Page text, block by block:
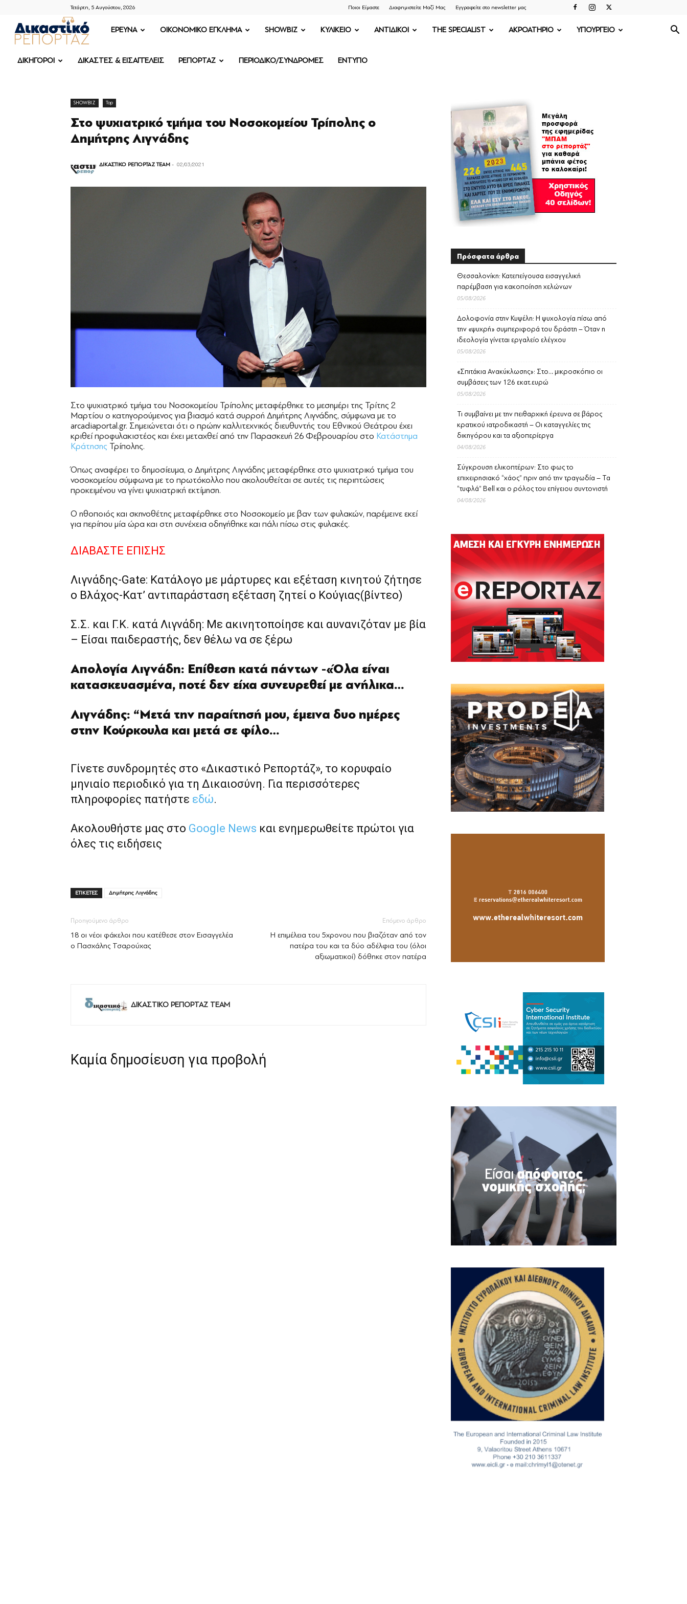
Τετάρτη, 5 Αυγούστου, 2026 Ποιοι Είμαστε Διαφημιστείτε Μαζί Μας Εγγραφείτε στο newsletter μας
ΔΙΚΑΣΤΙΚΟ
ΡΕΠΟΡΤΑΖ
ΕΡΕΥΝΑ OIKONOMIKO ΕΓΚΛΗΜΑ SHOWBIZ ΚΥΛΙΚΕΙΟ ΑΝΤΙΔΙΚΟΙ THE SPECIALIST ΑΚΡΟΑΤΗΡΙΟ ΥΠΟΥΡΓΕΙΟ
ΔΙΚΗΓΟΡΟΙ ΔΙΚΑΣΤΕΣ & ΕΙΣΑΓΓΕΛΕΙΣ ΡΕΠΟΡΤΑΖ ΠΕΡΙΟΔΙΚΟ/ΣΥΝΔΡΟΜΕΣ ΕΝΤΥΠΟ
SHOWBIZ Top
Στο ψυχιατρικό τμήμα του Νοσοκομείου Τρίπολης ο
Δημήτρης Λιγνάδης
ΔΙΚΑΣΤΙΚΟ ΡΕΠΟΡΤΑΖ TEAM - 02/03/2021
Στο ψυχιατρικό τμήμα του Νοσοκομείου Τρίπολης μεταφέρθηκε το μεσημέρι της Τρίτης 2
Μαρτίου ο κατηγορούμενος για βιασμό κατά συρροή Δημήτρης Λιγνάδης, σύμφωνα με το
arcadiaportal.gr. Σημειώνεται ότι ο πρώην καλλιτεχνικός διευθυντής του Εθνικού Θεάτρου έχει
κριθεί προφυλακιστέος και έχει μεταχθεί από την Παρασκευή 26 Φεβρουαρίου στο Κατάστημα
Κράτησης Τρίπολης.
Όπως αναφέρει το δημοσίευμα, ο Δημήτρης Λιγνάδης μεταφέρθηκε στο ψυχιατρικό τμήμα του
νοσοκομείου σύμφωνα με το πρωτόκολλο που ακολουθείται σε αυτές τις περιπτώσεις
προκειμένου να γίνει ψυχιατρική εκτίμηση.
Ο ηθοποιός και σκηνοθέτης μεταφέρθηκε στο Νοσοκομείο με βαν των φυλακών, παρέμεινε εκεί
για περίπου μία ώρα και στη συνέχεια οδηγήθηκε και πάλι πίσω στις φυλακές.
ΔΙΑΒΑΣΤΕ ΕΠΙΣΗΣ
Λιγνάδης-Gate: Κατάλογο με μάρτυρες και εξέταση κινητού ζήτησε
ο Βλάχος-Κατ’ αντιπαράσταση εξέταση ζητεί ο Κούγιας(βίντεο)
Σ.Σ. και Γ.Κ. κατά Λιγνάδη: Με ακινητοποίησε και αυνανιζόταν µε βία
– Είσαι παιδεραστής, δεν θέλω να σε ξέρω
Απολογία Λιγνάδη: Επίθεση κατά πάντων -«Όλα είναι
κατασκευασμένα, ποτέ δεν είχα συνευρεθεί με ανήλικα…
Λιγνάδης: “Μετά την παραίτησή μου, έμεινα δυο ημέρες
στην Κούρκουλα και μετά σε φίλο…
Γίνετε συνδρομητές στο «Δικαστικό Ρεπορτάζ», το κορυφαίο
μηνιαίο περιοδικό για τη Δικαιοσύνη. Για περισσότερες
πληροφορίες πατήστε εδώ.
Ακολουθήστε μας στο Google News και ενημερωθείτε πρώτοι για
όλες τις ειδήσεις
ΕΤΙΚΕΤΕΣ Δημήτρης Λιγνάδης
Προηγούμενο άρθρο
18 οι νέοι φάκελοι που κατέθεσε στον Εισαγγελέα
ο Πασχάλης Τσαρούχας
Επόμενο άρθρο
Η επιμέλεια του 5χρονου που βιαζόταν από τον
πατέρα του και τα δύο αδέλφια του (όλοι
αξιωματικοί) δόθηκε στον πατέρα
ΔΙΚΑΣΤΙΚΟ ΡΕΠΟΡΤΑΖ TEAM
Καμία δημοσίευση για προβολή
Πρόσφατα άρθρα
Θεσσαλονίκη: Κατεπείγουσα εισαγγελική
παρέμβαση για κακοποίηση χελώνων
05/08/2026
Δολοφονία στην Κυψέλη: Η ψυχολογία πίσω από
την «ψυχρή» συμπεριφορά του δράστη – Όταν η
ιδεολογία γίνεται εργαλείο ελέγχου
05/08/2026
«Σπιτάκια Ανακύκλωσης»: Στο… μικροσκόπιο οι
συμβάσεις των 126 εκατ.ευρώ
05/08/2026
Τι συμβαίνει με την πειθαρχική έρευνα σε βάρος
κρατικού ιατροδικαστή – Οι καταγγελίες της
δικηγόρου και τα αξιοπερίεργα
04/08/2026
Σύγκρουση ελικοπτέρων: Στο φως το
επιχειρησιακό “χάος” πριν από την τραγωδία – Τα
“τυφλά” Bell και ο ρόλος του επίγειου συντονιστή
04/08/2026